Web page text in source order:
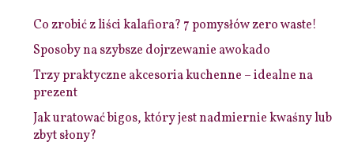
Co zrobić z liści kalafiora? 7 pomysłów zero waste!
Sposoby na szybsze dojrzewanie awokado
Trzy praktyczne akcesoria kuchenne – idealne na
prezent
Jak uratować bigos, który jest nadmiernie kwaśny lub
zbyt słony?